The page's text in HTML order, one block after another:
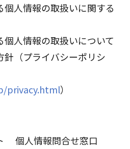
人情報の取扱いに関する
人情報の取扱いについて
針（プライバシーポリシ
privacy.html）
個人情報問合せ窓口